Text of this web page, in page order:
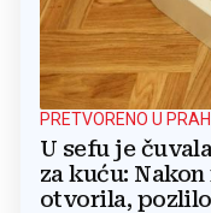
PRETVORENO U PRAH
U sefu je
za kuću:
otvorila,